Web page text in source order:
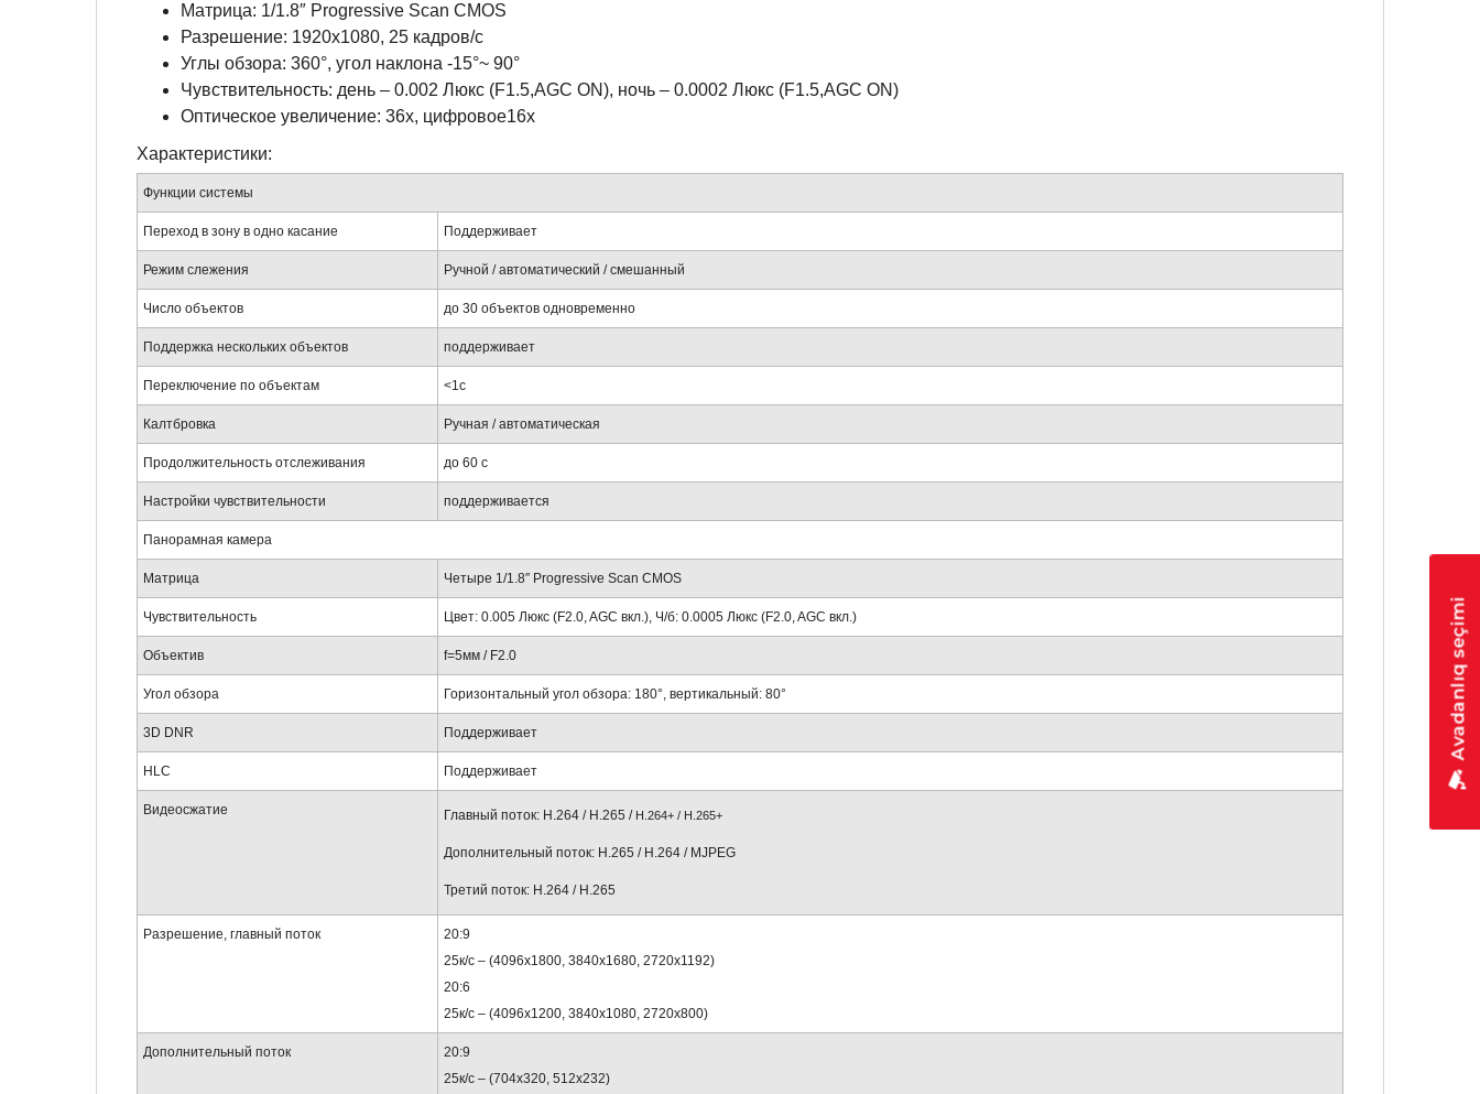
Матрица: 1/1.8″ Progressive Scan CMOS
Разрешение: 1920х1080, 25 кадров/с
Углы обзора: 360°, угол наклона -15°~ 90°
Чувствительность: день – 0.002 Люкс (F1.5,AGC ON), ночь – 0.0002 Люкс (F1.5,AGC ON)
Оптическое увеличение: 36х, цифровое16х
Характеристики:
Функции системы
Переход в зону в одно касание Поддерживает
Режим слежения Ручной / автоматический / смешанный
Число объектов до 30 объектов одновременно
Поддержка нескольких объектов поддерживает
Переключение по объектам <1с
Калтбровка Ручная / автоматическая
Продолжительность отслеживания до 60 с
Настройки чувствительности поддерживается
Панорамная камера
Матрица Четыре 1/1.8″ Progressive Scan CMOS
Чувствительность Цвет: 0.005 Люкс (F2.0, AGC вкл.), Ч/б: 0.0005 Люкс (F2.0, AGC вкл.)
Объектив f=5мм / F2.0
Угол обзора Горизонтальный угол обзора: 180°, вертикальный: 80°
3D DNR Поддерживает
HLC Поддерживает
Видеосжатие Главный поток: H.264 / H.265 / H.264+ / H.265+
Дополнительный поток: H.265 / H.264 / MJPEG
Третий поток: H.264 / H.265
Разрешение, главный поток
20:9
25к/с – (4096х1800, 3840х1680, 2720х1192)
20:6
25к/с – (4096х1200, 3840х1080, 2720х800)
Дополнительный поток
20:9
25к/с – (704х320, 512х232)
Avadanlıq seçimi